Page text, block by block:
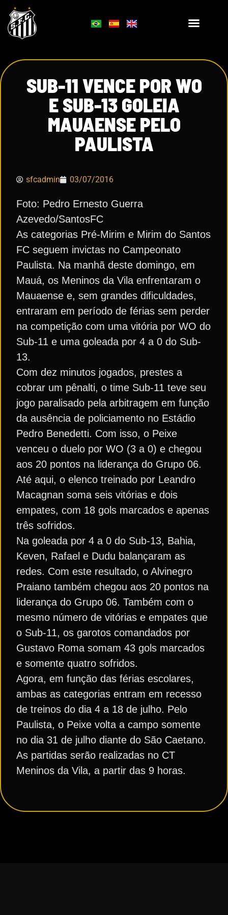
SUB-11 VENCE POR WO
E SUB-13 GOLEIA
MAUAENSE PELO
PAULISTA
sfcadmin 03/07/2016
Foto: Pedro Ernesto Guerra
Azevedo/SantosFC
As categorias Pré-Mirim e Mirim do Santos
FC seguem invictas no Campeonato
Paulista. Na manhã deste domingo, em
Mauá, os Meninos da Vila enfrentaram o
Mauaense e, sem grandes dificuldades,
entraram em período de férias sem perder
na competição com uma vitória por WO do
Sub-11 e uma goleada por 4 a 0 do Sub-
13.
Com dez minutos jogados, prestes a
cobrar um pênalti, o time Sub-11 teve seu
jogo paralisado pela arbitragem em função
da ausência de policiamento no Estádio
Pedro Benedetti. Com isso, o Peixe
venceu o duelo por WO (3 a 0) e chegou
aos 20 pontos na liderança do Grupo 06.
Até aqui, o elenco treinado por Leandro
Macagnan soma seis vitórias e dois
empates, com 18 gols marcados e apenas
três sofridos.
Na goleada por 4 a 0 do Sub-13, Bahia,
Keven, Rafael e Dudu balançaram as
redes. Com este resultado, o Alvinegro
Praiano também chegou aos 20 pontos na
liderança do Grupo 06. Também com o
mesmo número de vitórias e empates que
o Sub-11, os garotos comandados por
Gustavo Roma somam 43 gols marcados
e somente quatro sofridos.
Agora, em função das férias escolares,
ambas as categorias entram em recesso
de treinos do dia 4 a 18 de julho. Pelo
Paulista, o Peixe volta a campo somente
no dia 31 de julho diante do São Caetano.
As partidas serão realizadas no CT
Meninos da Vila, a partir das 9 horas.